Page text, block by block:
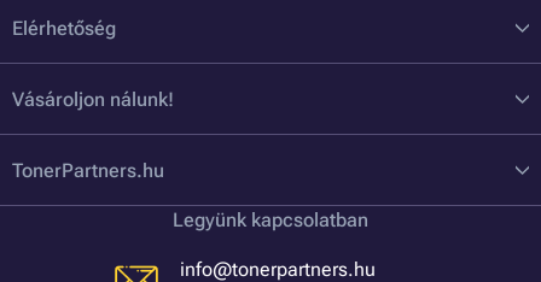
Elérhetőség
Vásároljon nálunk!
TonerPartners.hu
Legyünk kapcsolatban
info@tonerpartners.hu